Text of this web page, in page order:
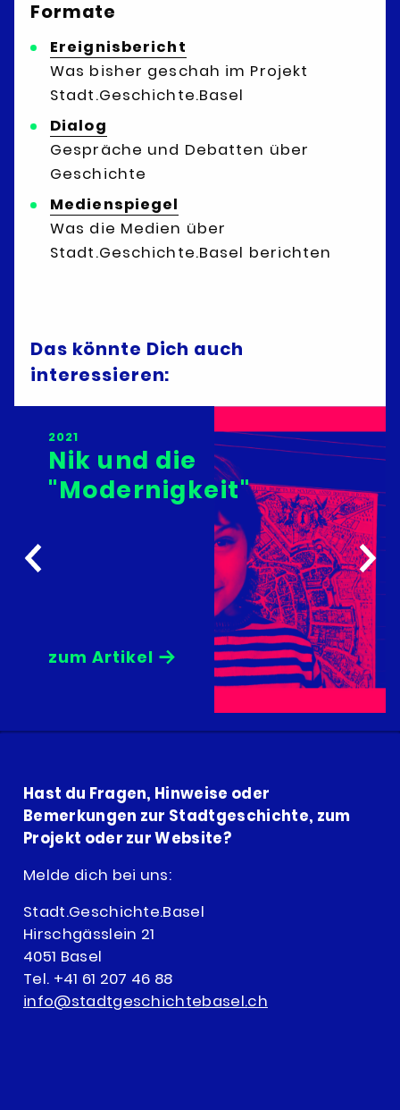
Formate
Ereignisbericht
Was bisher geschah im Projekt
Stadt.Geschichte.Basel
Dialog
Gespräche und Debatten über
Geschichte
Medienspiegel
Was die Medien über
Stadt.Geschichte.Basel berichten
Das könnte Dich auch
interessieren:
2021
Nik und die
"Modernigkeit"
zum Artikel →
2021
Nik und die
"Modernigkeit"
→
Hast du Fragen, Hinweise oder
Bemerkungen zur Stadtgeschichte, zum
Projekt oder zur Website?
Melde dich bei uns:
Stadt.Geschichte.Basel
Hirschgässlein 21
4051 Basel
Tel. +41 61 207 46 88
info@stadtgeschichtebasel.ch